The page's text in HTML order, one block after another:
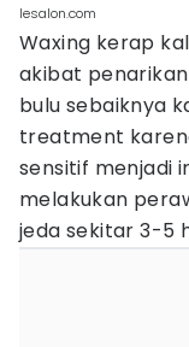
lesalon.com
Waxing kerap
akibat
bulu sebaiknya
treatment
sensitif menjadi
melakukan
jeda sekitar 3-5